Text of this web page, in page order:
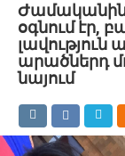
Ժամականին
օգնում էր,
լավություն
արածներդ
նայում